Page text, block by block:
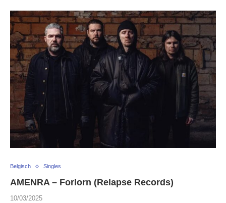
Belgisch Singles
AMENRA – Forlorn (Relapse Records)
10/03/2025